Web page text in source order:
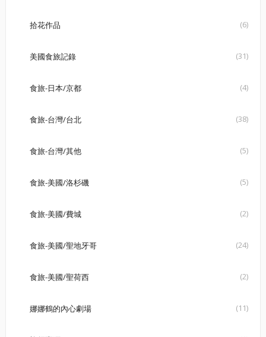
拾花作品 (6)
美國食旅記錄 (31)
食旅-日本/京都 (4)
食旅-台灣/台北 (38)
食旅-台灣/其他 (5)
食旅-美國/洛杉磯 (5)
食旅-美國/費城 (2)
食旅-美國/聖地牙哥 (24)
食旅-美國/聖荷西 (2)
娜娜鶴的內心劇場 (11)